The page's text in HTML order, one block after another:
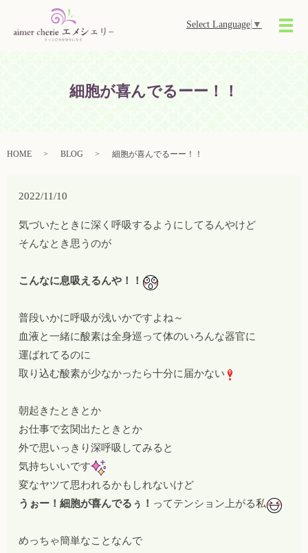
Select Language ▼
メ
細胞が喜んでるーー！！
HOME BLOG 細胞が喜んでるーー！！
2022/11/10
気づいたときに深く呼吸するようにしてるんやけど
そんなとき思うのが
こんなに息吸えるんや！！
普段いかに呼吸が浅いかですよね～
血液と一緒に酸素は全身巡って体のいろんな器官に
運ばれてるのに
取り込む酸素が少なかったら十分に届かない
朝起きたときとか
お仕事で玄関出たときとか
外で思いっきり深呼吸してみると
気持ちいいです
変なヤツて思われるかもしれないけど
うぉー！細胞が喜んでるぅ！ ってテンション上がる私
めっちゃ簡単なことなんで